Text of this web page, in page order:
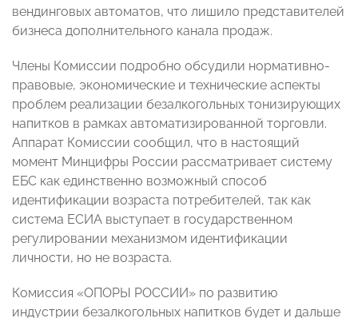
вендинговых автоматов, что лишило представителей
бизнеса дополнительного канала продаж.
Члены Комиссии подробно обсудили нормативно-
правовые, экономические и технические аспекты
проблем реализации безалкогольных тонизирующих
напитков в рамках автоматизированной торговли.
Аппарат Комиссии сообщил, что в настоящий
момент Минцифры России рассматривает систему
ЕБС как единственно возможный способ
идентификации возраста потребителей, так как
система ЕСИА выступает в государственном
регулировании механизмом идентификации
личности, но не возраста.
Комиссия «ОПОРЫ РОССИИ» по развитию
индустрии безалкогольных напитков будет и дальше